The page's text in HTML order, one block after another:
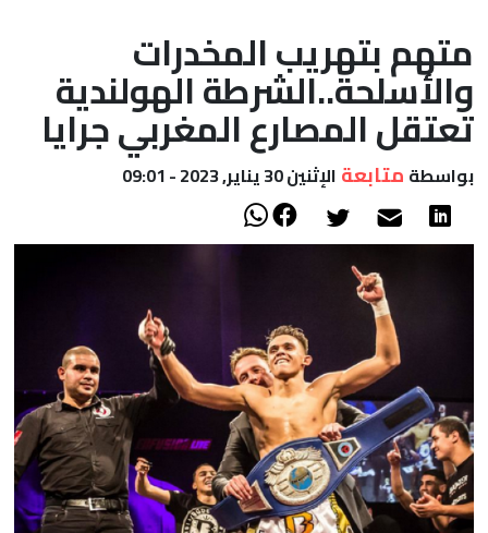
الصحراء
متهم بتهريب المخدرات
والأسلحة..الشرطة الهولندية
تعتقل المصارع المغربي جرايا
بواسطة متابعة الإثنين 30 يناير, 2023 - 09:01